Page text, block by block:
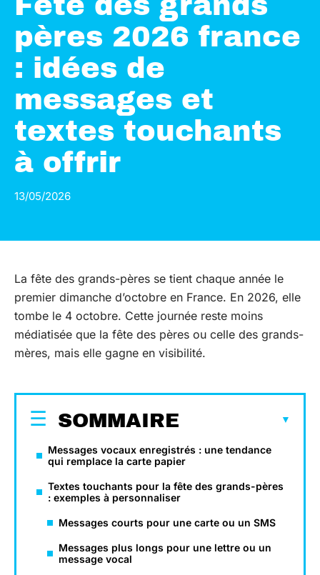
pères 2026 france
: idées de
messages et
textes touchants
à offrir
13/05/2026
La fête des grands-pères se tient chaque année le
premier dimanche d’octobre en France. En 2026, elle
tombe le 4 octobre. Cette journée reste moins
médiatisée que la fête des pères ou celle des grands-
mères, mais elle gagne en visibilité.
SOMMAIRE
Messages vocaux enregistrés : une tendance
qui remplace la carte papier
Textes touchants pour la fête des grands-pères
: exemples à personnaliser
Messages courts pour une carte ou un SMS
Messages plus longs pour une lettre ou un
message vocal